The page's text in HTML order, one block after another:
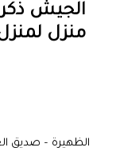
الجيش
منزل لمنزل
الظهيرة – صديق